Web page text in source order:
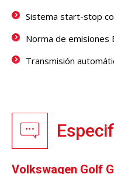
Sistema start-stop
Norma de emisiones
Transmisión
Volkswagen Golf